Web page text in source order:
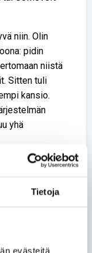
Tietoja
evästeitä
niin. Olin
pidin
niistä
Sitten tuli
kansio.
yhä